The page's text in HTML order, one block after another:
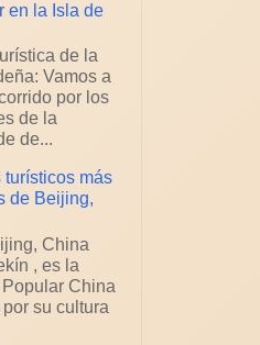
en la Isla de
de la
Vamos a
por los
de la
de...
turísticos más
de Beijing,
China
, es la
China
su cultura